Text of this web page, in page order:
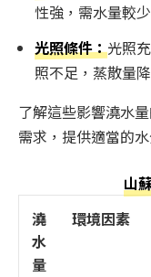
性強，需水量較少
光照條件：光照
照不足，蒸散量
了解這些影響澆水
需求，提供適當的
山
澆
水
量
環境因素